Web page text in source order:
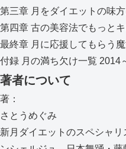
第三章 月をダイエットの味
第四章 古の美容法でもっと
最終章 月に応援してもらう
付録 月の満ち欠け一覧 2014
著者について
著：
さとうめぐみ
新月ダイエットのスペシャ